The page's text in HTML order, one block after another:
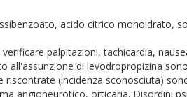
acido citrico monoidrato,
palpitazioni, tachicardia,
all'assunzione di levodropropizina
(incidenza sconosciuta)
angioneurotico, orticaria. Disordini